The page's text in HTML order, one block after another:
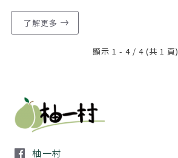
了解更多
顯示 1 - 4 / 4 (共 1 頁)
柚一村